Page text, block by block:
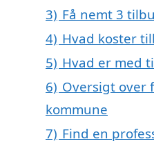
3) Få nemt 3
4) Hvad koster
5) Hvad er med
6) Oversigt over
kommune
7) Find en